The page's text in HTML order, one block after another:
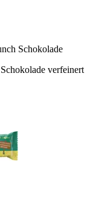
Schokolade
verfeinert